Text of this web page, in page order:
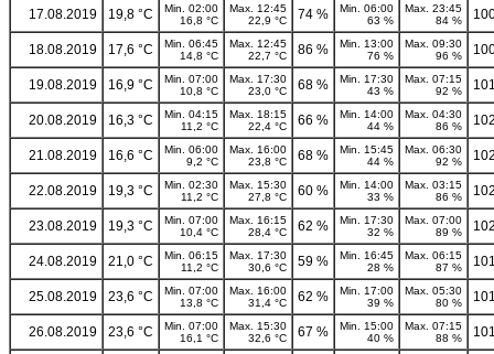
17.08.2019 19,8 °C
Min. 02:00
16,8 °C
Max. 12:45
22,9 °C
74 %
Min. 06:00
63 %
Max. 23:45
84 %
18.08.2019 17,6 °C
Min. 06:45
14,8 °C
Max. 12:45
22,7 °C
86 %
Min. 13:00
76 %
Max. 09:30
96 %
19.08.2019 16,9 °C
Min. 07:00
10,8 °C
Max. 17:30
23,0 °C
68 %
Min. 17:30
43 %
Max. 07:15
92 %
20.08.2019 16,3 °C
Min. 04:15
11,2 °C
Max. 18:15
22,4 °C
66 %
Min. 14:00
44 %
Max. 04:30
86 %
21.08.2019 16,6 °C
Min. 06:00
9,2 °C
Max. 16:00
23,8 °C
68 %
Min. 15:45
44 %
Max. 06:30
92 %
22.08.2019 19,3 °C
Min. 02:30
11,2 °C
Max. 15:30
27,8 °C
60 %
Min. 14:00
33 %
Max. 03:15
86 %
23.08.2019 19,3 °C
Min. 07:00
10,4 °C
Max. 16:15
28,4 °C
62 %
Min. 17:30
32 %
Max. 07:00
89 %
24.08.2019 21,0 °C
Min. 06:15
11,2 °C
Max. 17:30
30,6 °C
59 %
Min. 16:45
28 %
Max. 06:15
87 %
25.08.2019 23,6 °C
Min. 07:00
13,8 °C
Max. 16:00
31,4 °C
62 %
Min. 17:00
39 %
Max. 05:30
80 %
26.08.2019 23,6 °C
Min. 07:00
16,1 °C
Max. 15:30
32,6 °C
67 %
Min. 15:00
40 %
Max. 07:15
88 %